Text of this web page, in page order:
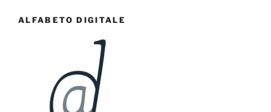
ALFABETO DIGITALE